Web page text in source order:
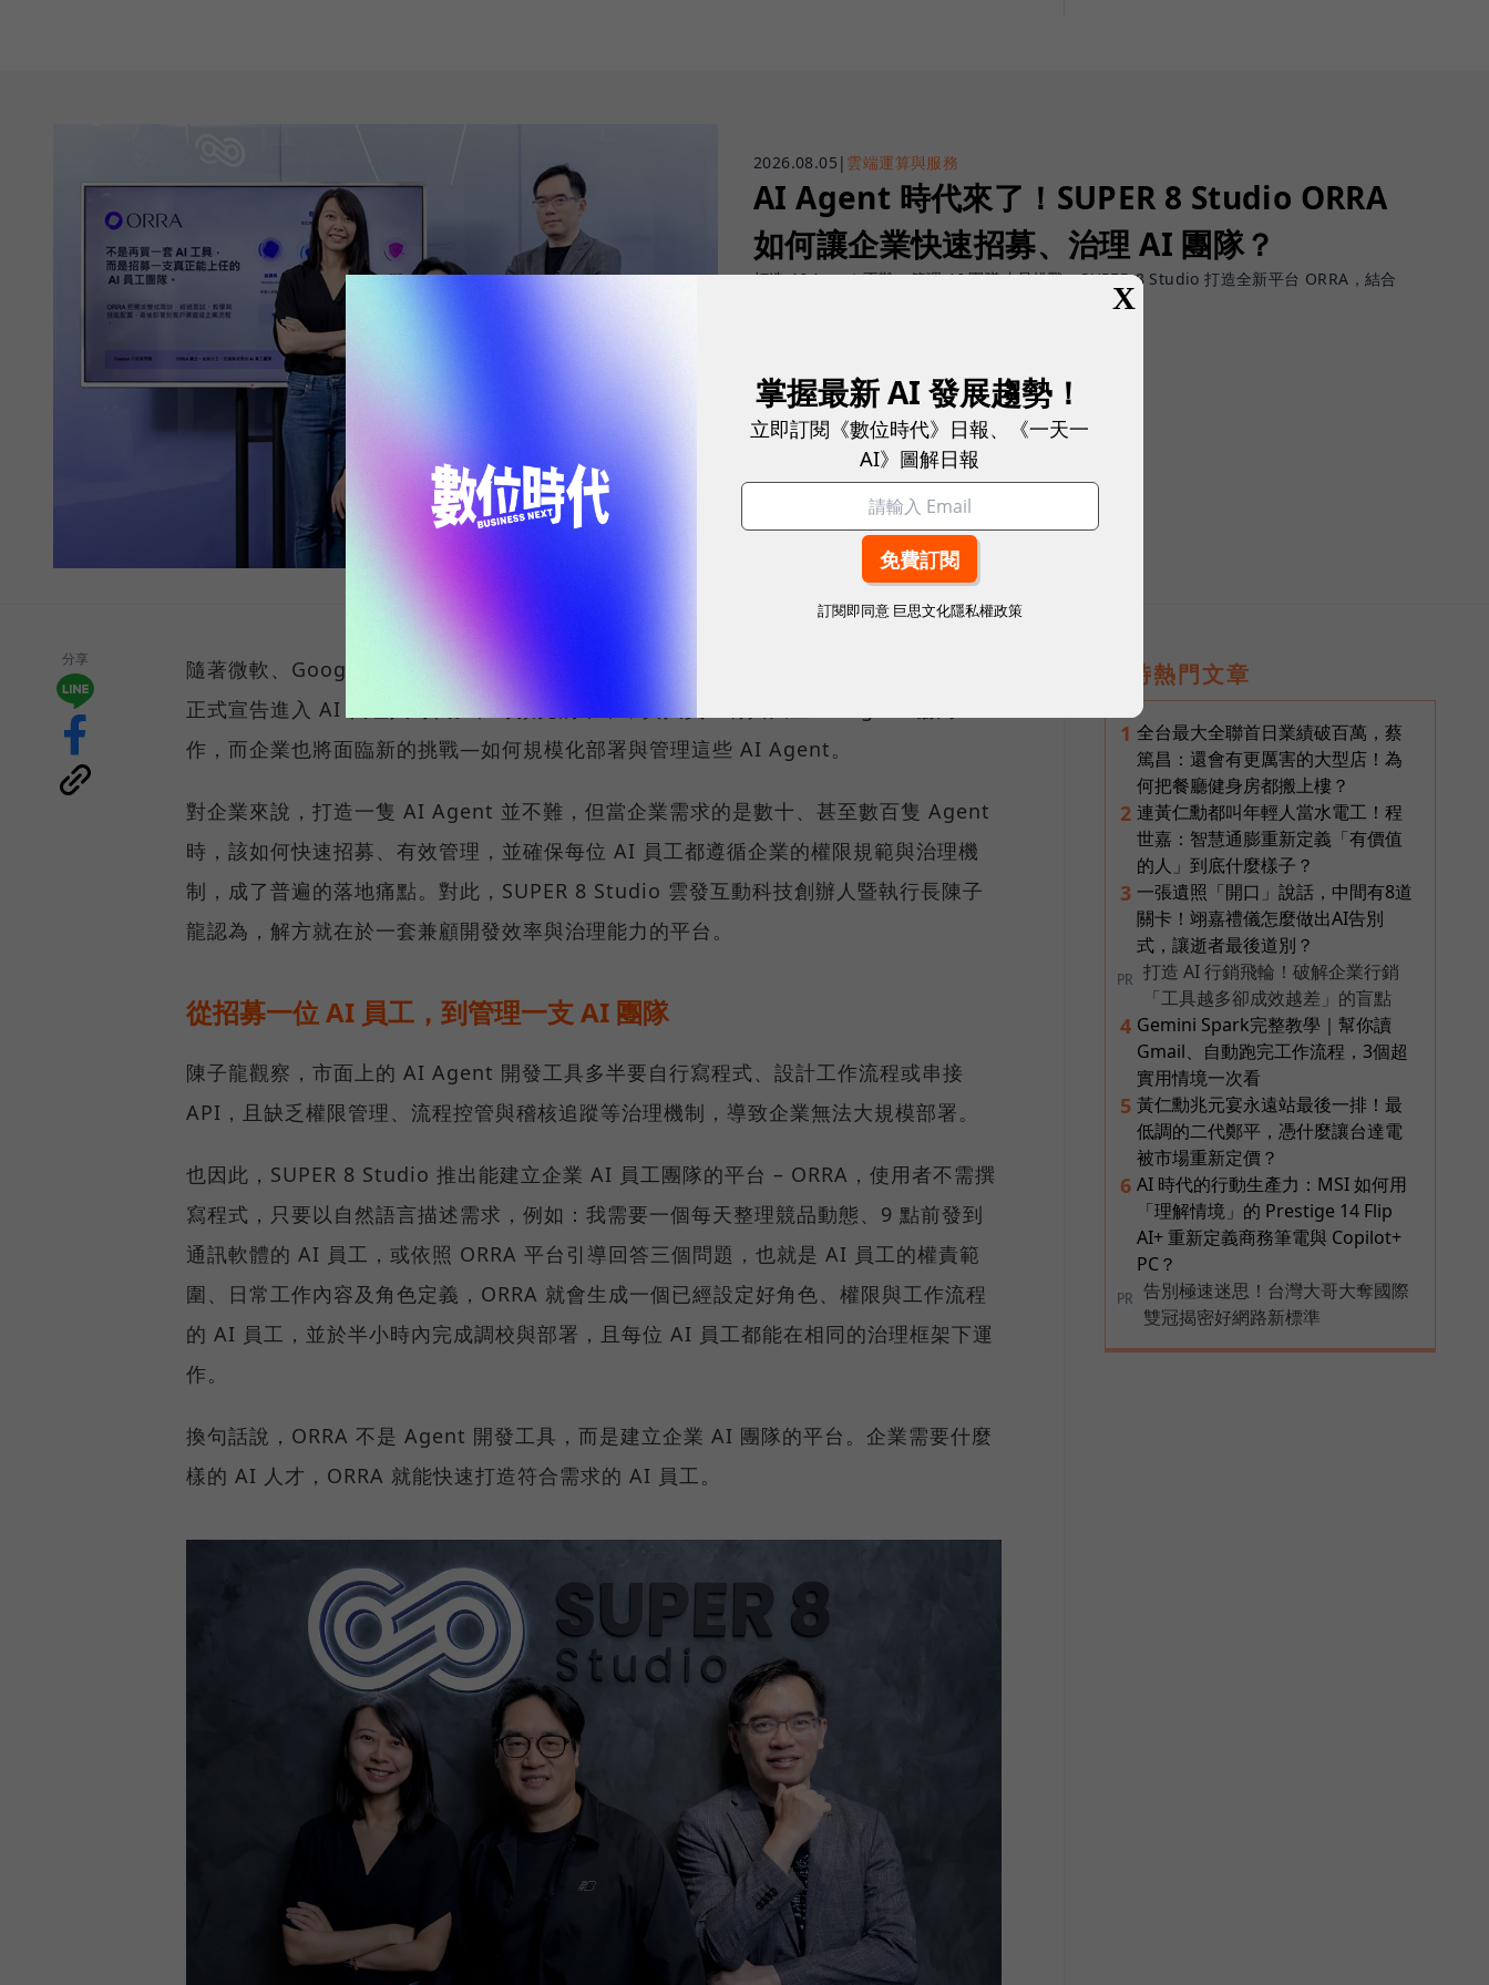
2026.08.05 | 雲端運算與服務
AI Agent 時代來了！SUPER 8 Studio ORRA
如何讓企業快速招募、治理 AI 團隊？
打造 AI Agent 不難，管理 AI 團隊才是挑戰，SUPER 8 Studio 打造全新平台 ORRA，結合
sponsored by
SUPER 8 Studio
分享
隨著微軟、Google、AWS 等巨頭紛紛喊出「AI Agent將接管工作流程」，企業營運已
正式宣告進入 AI 代理人時代。在可預見的未來，真人員工將與大量 AI Agent 協同工
作，而企業也將面臨新的挑戰—如何規模化部署與管理這些 AI Agent。
對企業來說，打造一隻 AI Agent 並不難，但當企業需求的是數十、甚至數百隻 Agent
時，該如何快速招募、有效管理，並確保每位 AI 員工都遵循企業的權限規範與治理機
制，成了普遍的落地痛點。對此，SUPER 8 Studio 雲發互動科技創辦人暨執行長陳子
龍認為，解方就在於一套兼顧開發效率與治理能力的平台。
從招募一位 AI 員工，到管理一支 AI 團隊
陳子龍觀察，市面上的 AI Agent 開發工具多半要自行寫程式、設計工作流程或串接
API，且缺乏權限管理、流程控管與稽核追蹤等治理機制，導致企業無法大規模部署。
也因此，SUPER 8 Studio 推出能建立企業 AI 員工團隊的平台 – ORRA，使用者不需撰
寫程式，只要以自然語言描述需求，例如：我需要一個每天整理競品動態、9 點前發到
通訊軟體的 AI 員工，或依照 ORRA 平台引導回答三個問題，也就是 AI 員工的權責範
圍、日常工作內容及角色定義，ORRA 就會生成一個已經設定好角色、權限與工作流程
的 AI 員工，並於半小時內完成調校與部署，且每位 AI 員工都能在相同的治理框架下運
作。
換句話說，ORRA 不是 Agent 開發工具，而是建立企業 AI 團隊的平台。企業需要什麼
樣的 AI 人才，ORRA 就能快速打造符合需求的 AI 員工。
即時熱門文章
1 全台最大全聯首日業績破百萬，蔡
篤昌：還會有更厲害的大型店！為
何把餐廳健身房都搬上樓？
2 連黃仁勳都叫年輕人當水電工！程
世嘉：智慧通膨重新定義「有價值
的人」到底什麼樣子？
3 一張遺照「開口」說話，中間有8道
關卡！翊嘉禮儀怎麼做出AI告別
式，讓逝者最後道別？
PR
打造 AI 行銷飛輪！破解企業行銷
「工具越多卻成效越差」的盲點
4 Gemini Spark完整教學｜幫你讀
Gmail、自動跑完工作流程，3個超
實用情境一次看
5 黃仁勳兆元宴永遠站最後一排！最
低調的二代鄭平，憑什麼讓台達電
被市場重新定價？
6 AI 時代的行動生產力：MSI 如何用
「理解情境」的 Prestige 14 Flip
AI+ 重新定義商務筆電與 Copilot+
PC？
PR
告別極速迷思！台灣大哥大奪國際
雙冠揭密好網路新標準
X
掌握最新 AI 發展趨勢！
立即訂閱《數位時代》日報、《一天一
AI》圖解日報
訂閱即同意 巨思文化隱私權政策